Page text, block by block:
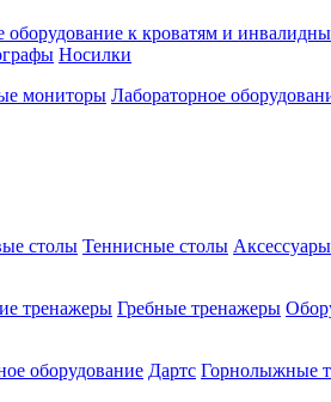
оборудование к кроватям и
Носилки
мониторы Лабораторное
столы Теннисные столы
тренажеры Гребные тренажеры
оборудование Дартс Горнолыжные